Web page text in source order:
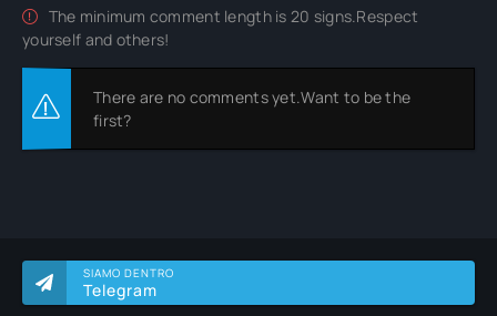
SIAMO DENTRO
Telegram
The minimum comment length is 20 signs.Respect
yourself and others!
There are no comments yet.Want to be the
first?